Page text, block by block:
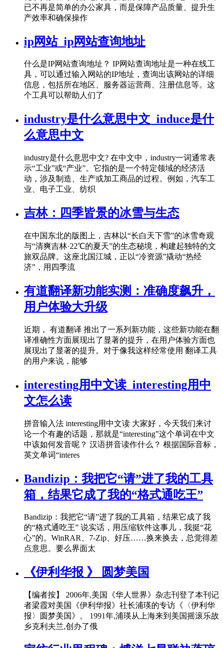
已不再是简单的办公家具，而是保障产品质量、提升生
产效率和确保操作
ip网站_ip网站查询地址
什么是IP网站查询地址？ IP网站查询地址是一种在线工
具，可以通过输入网站的IP地址，查询出该网站的详细
信息，包括所在地区、服务器运营商、注册信息等。这
个工具可以帮助人们了
industry是什么意思中文_induce是什
么意思中文
industry是什么意思中文? 在中文中，industry一词通常表
示“工业”或“产业”。它指的是一个特定领域的经济活
动，涉及制造、生产或加工商品的过程。例如，汽车工
业、电子工业、纺织
吉林：四季皆景的冰雪与生态
在中国东北的版图上，吉林以“长白天下雪”的冰雪奇观
与“清爽吉林·22℃的夏天”的生态秘境，构建起独特的文
旅双品牌。这座北国江城，正以“冷资源”撬动“热经
济”，用四季流
有道翻译新功能实测：准确度飙升，
用户体验大升级
近期， 有道翻译 推出了一系列新功能，这些新功能在翻
译准确性方面展现出了显著的提升，在用户体验方面也
展现出了显著的提升。对于像我这样经常使用 翻译工具
的用户来说，能够
interesting用中文读_interesting用中
文怎么读
拼音输入法 interesting用中文读 大家好，今天我们来讨
论一个有趣的话题，那就是“interesting”这个单词在中文
中该如何发音呢？ 汉语拼音读作什么？ 根据国际音标，
英文单词“interes
Bandizip：我把它“请”进了我的工具
箱，结果它成了我的“格式通吃王”
Bandizip：我把它“请”进了我的工具箱，结果它成了我
的“格式通吃王” 说实话，用压缩软件这事儿，我挺“花
心”的。WinRAR、7-Zip、好压……换来换去，总觉得差
点意思。要么界面太
《伊利华报 》 圆梦美国
【编者按】 2006年,美国《华人世界》杂志刊登了本刊记
者梁霞对美国《伊利华报》社长浦瑛的专访《〈伊利华
报〉圆梦美国》。 1991年,浦瑛从上海来到美国摇滚乐故
乡克利夫兰,创办了俄